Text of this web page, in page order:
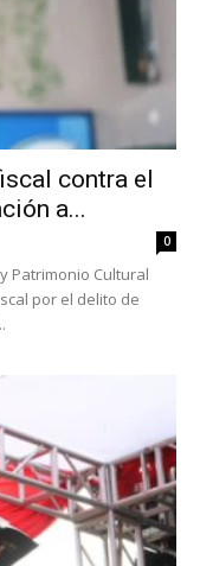
contra el
a...
0
Patrimonio Cultural
por el delito de